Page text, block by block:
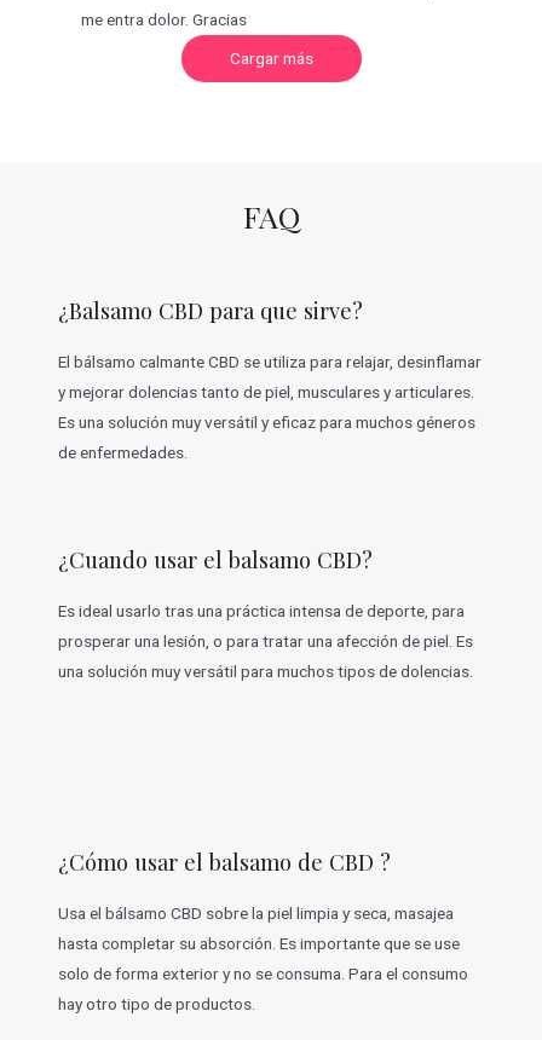
me entra dolor. Gracias
Cargar másC
r
i
o
e
s
FAQ
¿Balsamo CBD para que sirve?
El bálsamo calmante CBD se utiliza para relajar, desinflamar
y mejorar dolencias tanto de piel, musculares y articulares.
Es una solución muy versátil y eficaz para muchos géneros
de enfermedades.
¿Cuando usar el balsamo CBD?
Es ideal usarlo tras una práctica intensa de deporte, para
prosperar una lesión, o para tratar una afección de piel. Es
una solución muy versátil para muchos tipos de dolencias.
¿Cómo usar el balsamo de CBD ?
Usa el bálsamo CBD sobre la piel limpia y seca, masajea
hasta completar su absorción. Es importante que se use
solo de forma exterior y no se consuma. Para el consumo
hay otro tipo de productos.